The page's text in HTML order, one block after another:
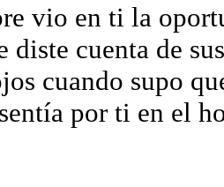
vio en ti la
diste cuenta de
cuando supo
por ti en el